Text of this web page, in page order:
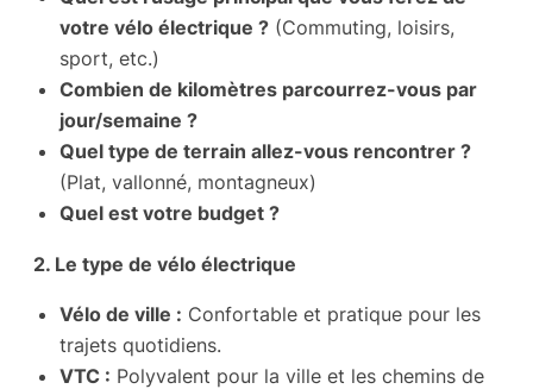
votre vélo électrique ? (Commuting, loisirs,
sport, etc.)
Combien de kilomètres parcourrez-vous par
jour/semaine ?
Quel type de terrain allez-vous rencontrer ?
(Plat, vallonné, montagneux)
Quel est votre budget ?
2. Le type de vélo électrique
Vélo de ville : Confortable et pratique pour les
trajets quotidiens.
VTC : Polyvalent pour la ville et les chemins de